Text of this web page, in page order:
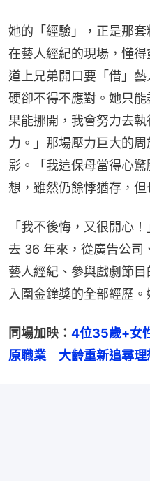
她的「經驗」，正是那
在藝人經紀的現場，懂
道上兄弟開口要「借」
硬卻不得不應對。她只
果能挪開，我會努力去
力。」那場壓力巨大的
影。「我這保母當得心
想，雖然仍餘悸猶存，
「我不後悔，又很開心
去 36 年來，從廣告公司
藝人經紀、參與戲劇節
入圍金鐘獎的全部經歷
同場加映： 4位35歲+女
原職業　大齡重新追尋理